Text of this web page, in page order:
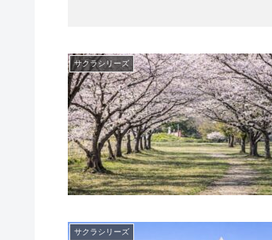
サクラシリーズ
サクラシリーズ